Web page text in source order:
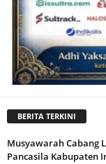
BERITA TERKINI
Musyawarah Cabang
Pancasila Kabupaten